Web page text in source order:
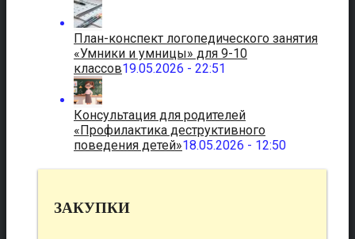
План-конспект логопедического занятия
«Умники и умницы» для 9-10
классов19.05.2026 - 22:51
Консультация для родителей
«Профилактика деструктивного
поведения детей»18.05.2026 - 12:50
ЗАКУПКИ